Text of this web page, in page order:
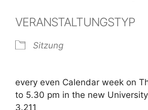
VERANSTALTUNGSTYP
Sitzung
every even Calendar week on
to 5.30 pm in the new
3.211